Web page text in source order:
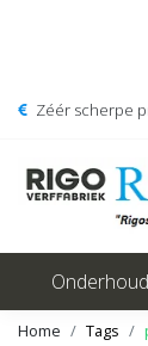
Zéér scherpe
Home Tags